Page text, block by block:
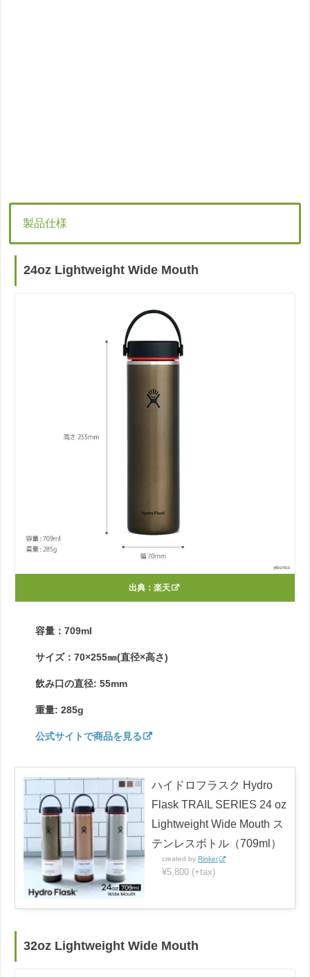
製品仕様
24oz Lightweight Wide Mouth
出典： 楽天
容量：709ml
サイズ：70×255㎜(直径×高さ)
飲み口の直径: 55mm
重量: 285g
公式サイトで商品を見る
ハイドロフラスク Hydro
Flask TRAIL SERIES 24 oz
Lightweight Wide Mouth ス
テンレスボトル（709ml）
created by Rinker
¥5,800 (+tax)
32oz Lightweight Wide Mouth